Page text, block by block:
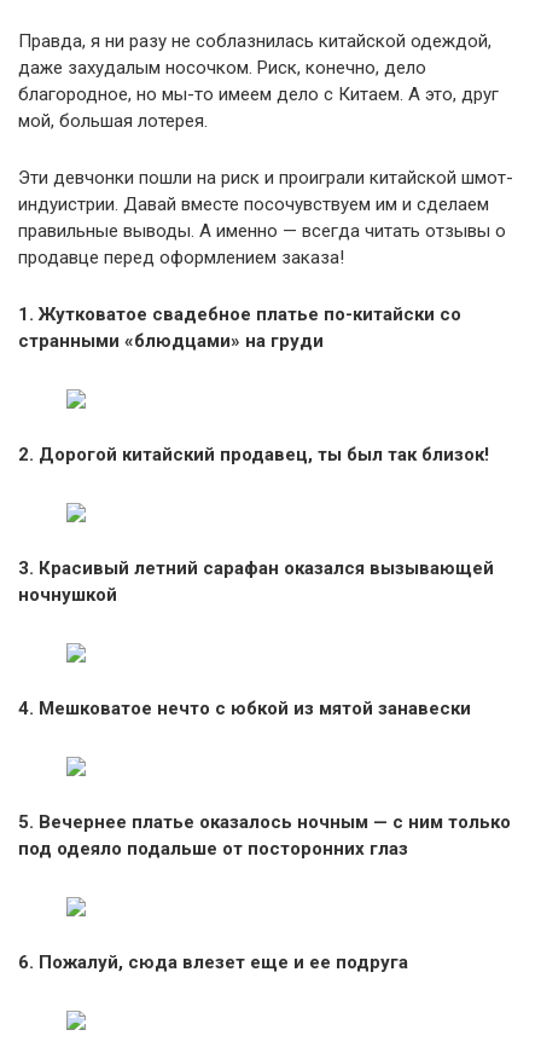
Правда, я ни разу не соблазнилась китайской одеждой,
даже захудалым носочком. Риск, конечно, дело
благородное, но мы-то имеем дело с Китаем. А это, друг
мой, большая лотерея.
Эти девчонки пошли на риск и проиграли китайской шмот-
индуистрии. Давай вместе посочувствуем им и сделаем
правильные выводы. А именно — всегда читать отзывы о
продавце перед оформлением заказа!
1. Жутковатое свадебное платье по-китайски со
странными «блюдцами» на груди
2. Дорогой китайский продавец, ты был так близок!
3. Красивый летний сарафан оказался вызывающей
ночнушкой
4. Мешковатое нечто с юбкой из мятой занавески
5. Вечернее платье оказалось ночным — с ним только
под одеяло подальше от посторонних глаз
6. Пожалуй, сюда влезет еще и ее подруга